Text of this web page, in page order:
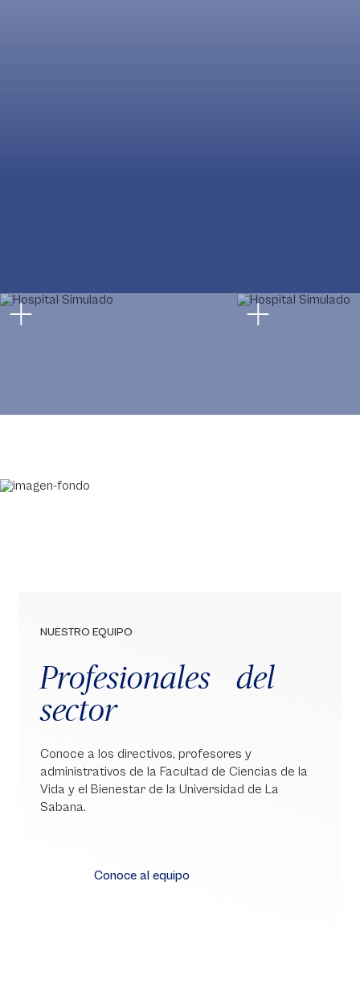
NUESTRO EQUIPO
Profesionales del
sector
Conoce a los directivos, profesores y
administrativos de la Facultad de Ciencias de la
Vida y el Bienestar de la Universidad de La
Sabana.
Conoce al equipo